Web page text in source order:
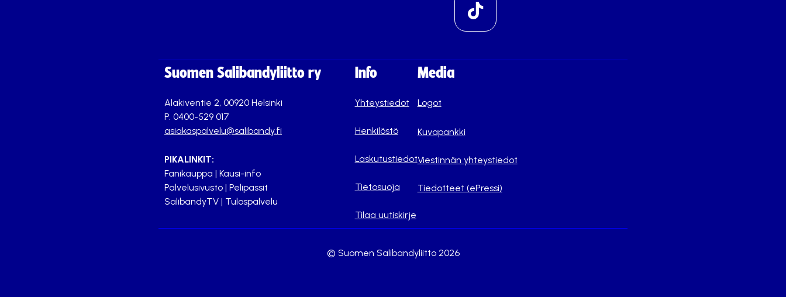
Suomen Salibandyliitto ry
Alakiventie 2, 00920 Helsinki
P. 0400-529 017
asiakaspalvelu@salibandy.fi
PIKALINKIT:
Fanikauppa | Kausi-info
Palvelusivusto | Pelipassit
SalibandyTV | Tulospalvelu
Info
Yhteystiedot
Henkilöstö
Laskutustiedot
Tietosuoja
Tilaa uutiskirje
Media
Logot
Kuvapankki
Viestinnän yhteystiedot
Tiedotteet (ePressi)
© Suomen Salibandyliitto 2026